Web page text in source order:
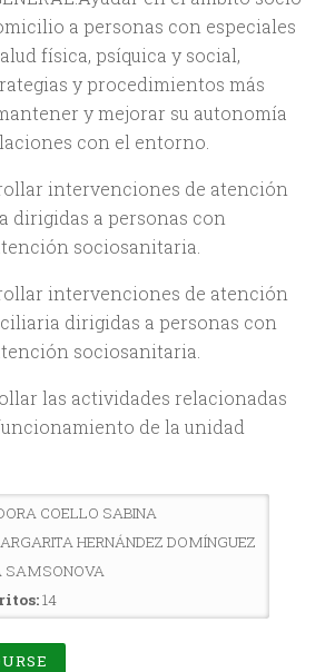
a personas con especiales
física, psíquica y social,
y procedimientos más
y mejorar su autonomía
con el entorno.
intervenciones de atención
dirigidas a personas con
sociosanitaria.
intervenciones de atención
dirigidas a personas con
sociosanitaria.
las actividades relacionadas
de la unidad
COELLO SABINA
HERNÁNDEZ DOMÍNGUEZ
SAMSONOVA
14